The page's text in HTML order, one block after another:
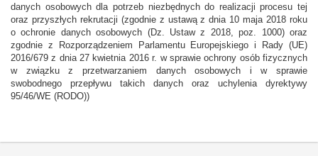
danych osobowych dla potrzeb niezbędnych do realizacji procesu tej
oraz przyszłych rekrutacji (zgodnie z ustawą z dnia 10 maja 2018 roku
o ochronie danych osobowych (Dz. Ustaw z 2018, poz. 1000) oraz
zgodnie z Rozporządzeniem Parlamentu Europejskiego i Rady (UE)
2016/679 z dnia 27 kwietnia 2016 r. w sprawie ochrony osób fizycznych
w związku z przetwarzaniem danych osobowych i w sprawie
swobodnego przepływu takich danych oraz uchylenia dyrektywy
95/46/WE (RODO))